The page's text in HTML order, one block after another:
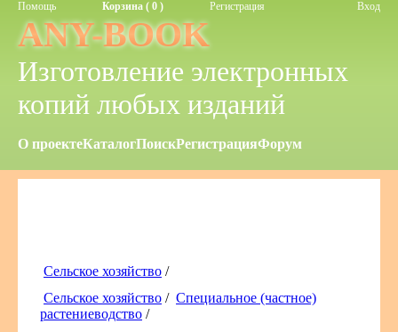
Помощь Корзина ( 0 ) Регистрация Вход
ANY-BOOK
Изготовление электронных
копий любых изданий
О проектеКаталогПоискРегистрацияФорум
Сельское хозяйство /
Сельское хозяйство / Специальное (частное)
растениеводство /